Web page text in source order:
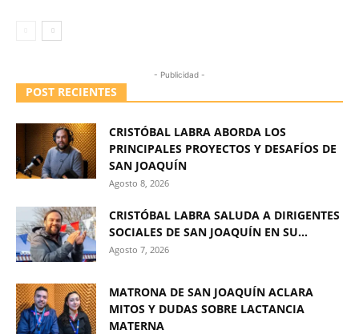
- Publicidad -
POST RECIENTES
CRISTÓBAL LABRA ABORDA LOS
PRINCIPALES PROYECTOS Y DESAFÍOS DE
SAN JOAQUÍN
Agosto 8, 2026
CRISTÓBAL LABRA SALUDA A DIRIGENTES
SOCIALES DE SAN JOAQUÍN EN SU...
Agosto 7, 2026
MATRONA DE SAN JOAQUÍN ACLARA
MITOS Y DUDAS SOBRE LACTANCIA
MATERNA